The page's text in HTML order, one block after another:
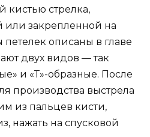
кистью стрелка,
или закрепленной на
описаны в главе
двух видов — так
и «Т»-образные. После
производства выстрела
из пальцев кисти,
нажать на спусковой